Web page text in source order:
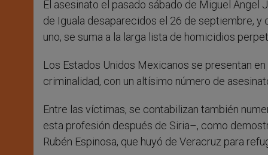
r
El asesinato el pasado sábado de Miguel
de Iguala desaparecidos el 26 de septiembre,
uno, se suma a la larga lista de homicidios
Los Estados Unidos Mexicanos se presentan
criminalidad, con un altísimo número de
Entre las víctimas, se contabilizan también
esta profesión después de Siria–, como
Rubén Espinosa, que huyó de Veracruz para